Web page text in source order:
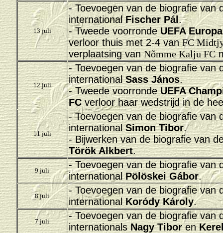
13 juli
- Toevoegen van de biografie van
internationalFischer Pál.
- Tweede voorrondeUEFA
verloor thuis met 2-4 vanFC
verplaatsing vanNõmme Kalju FC
12 juli
- Toevoegen van de biografie van
internationalSass János.
- Tweede voorrondeUEFA
FCverloor haar wedstrijd in de
11 juli
- Toevoegen van de biografie van
internationalSimon Tibor.
- Bijwerken van de biografie van
Török Alkbert.
9 juli
- Toevoegen van de biografie van
internationalPölöskei Gábor.
8 juli
- Toevoegen van de biografie van
internationalKoródy Károly.
7 juli
- Toevoegen van de biografie van
internationalsNagy Tiboren